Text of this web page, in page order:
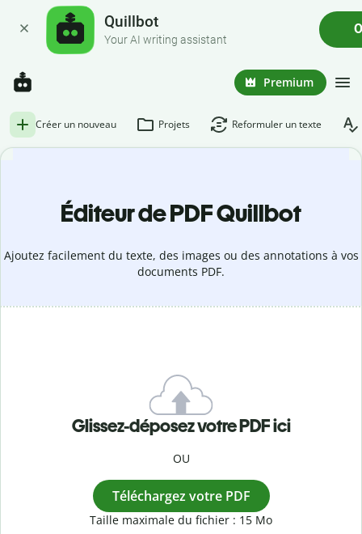
Quillbot
Your AI writing assistant
Premium
Créer un nouveau Projets Reformuler un texte
Éditeur de PDF Quillbot
Ajoutez facilement du texte, des images ou des annotations à vos
documents PDF.
Glissez-déposez votre PDF ici
OU
Téléchargez votre PDF
Taille maximale du fichier : 15 Mo